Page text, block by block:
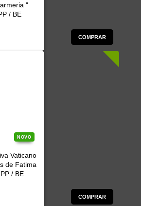
"
/ BE
COMPRAR
NOVO
Vaticano
de Fatima
/ BE
COMPRAR